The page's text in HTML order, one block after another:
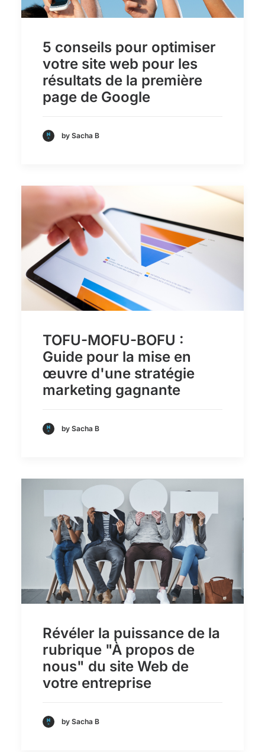
5 conseils pour optimiser
votre site web pour les
résultats de la première
page de Google
by Sacha B
TOFU-MOFU-BOFU :
Guide pour la mise en
œuvre d'une stratégie
marketing gagnante
by Sacha B
Révéler la puissance de la
rubrique "À propos de
nous" du site Web de
votre entreprise
by Sacha B